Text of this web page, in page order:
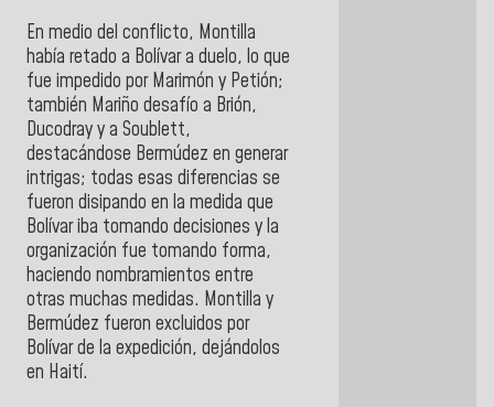
En medio del conflicto, Montilla
había retado a Bolívar a duelo, lo que
fue impedido por Marimón y Petión;
también Mariño desafío a Brión,
Ducodray y a Soublett,
destacándose Bermúdez en generar
intrigas; todas esas diferencias se
fueron disipando en la medida que
Bolívar iba tomando decisiones y la
organización fue tomando forma,
haciendo nombramientos entre
otras muchas medidas. Montilla y
Bermúdez fueron excluidos por
Bolívar de la expedición, dejándolos
en Haití.